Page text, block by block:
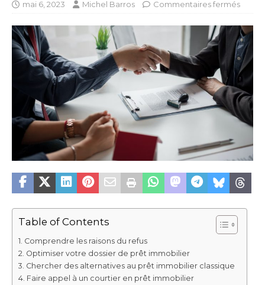
mai 6, 2023 Michel Barros Commentaires fermés
Table of Contents
Comprendre les raisons du refus
Optimiser votre dossier de prêt immobilier
Chercher des alternatives au prêt immobilier classique
Faire appel à un courtier en prêt immobilier